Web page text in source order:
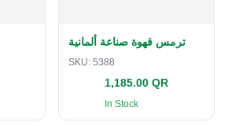
ترمس قهوة صناعة ألمانية
SKU: 5388
1,185.00 QR
In Stock